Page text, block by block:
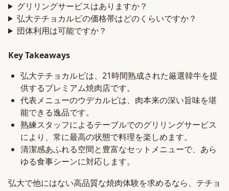
グリリングサービスはありますか？
弘大テチョカルビの価格帯はどのくらいですか？
団体利用は可能ですか？
Key Takeaways
弘大テチョカルビは、21時間熟成された厳選韓牛を提
供するプレミアム焼肉店です。
代表メニューのウデカルビは、肉本来の深い旨味を堪
能できる逸品です。
熟練スタッフによるテーブルでのグリリングサービス
により、常に最高の状態で料理を楽しめます。
清潔感あふれる空間と豊富なセットメニューで、あら
ゆる食事シーンに対応します。
弘大で他にはない高品質な焼肉体験を求めるなら、テチョ